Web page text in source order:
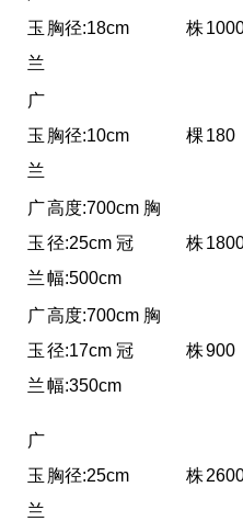
玉
兰
胸径:18cm 株
广
玉
兰
胸径:10cm 棵180
广
玉
兰
高度:700cm 胸
径:25cm 冠
幅:500cm
株
广
玉
兰
高度:700cm 胸
径:17cm 冠
幅:350cm
株900
广
玉
兰
胸径:25cm 株